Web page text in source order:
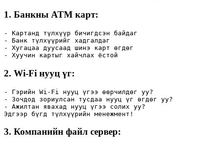
1. Банкны ATM карт:
- Картанд түлхүүр бичигдсэн байдаг
- Банк түлхүүрийг хадгалдаг
- Хугацаа дуусаад шинэ карт өгдөг
- Хуучин картыг хайчлах ёстой
2. Wi-Fi нууц үг:
- Гэрийн Wi-Fi нууц үгээ өөрчилдөг уу?
- Зочдод зориулсан тусдаа нууц үг өгдөг уу?
- Ажилтан явахад нууц үгээ солих уу?
Эдгээр бүгд түлхүүрийн менежмент!
3. Компанийн файл сервер: